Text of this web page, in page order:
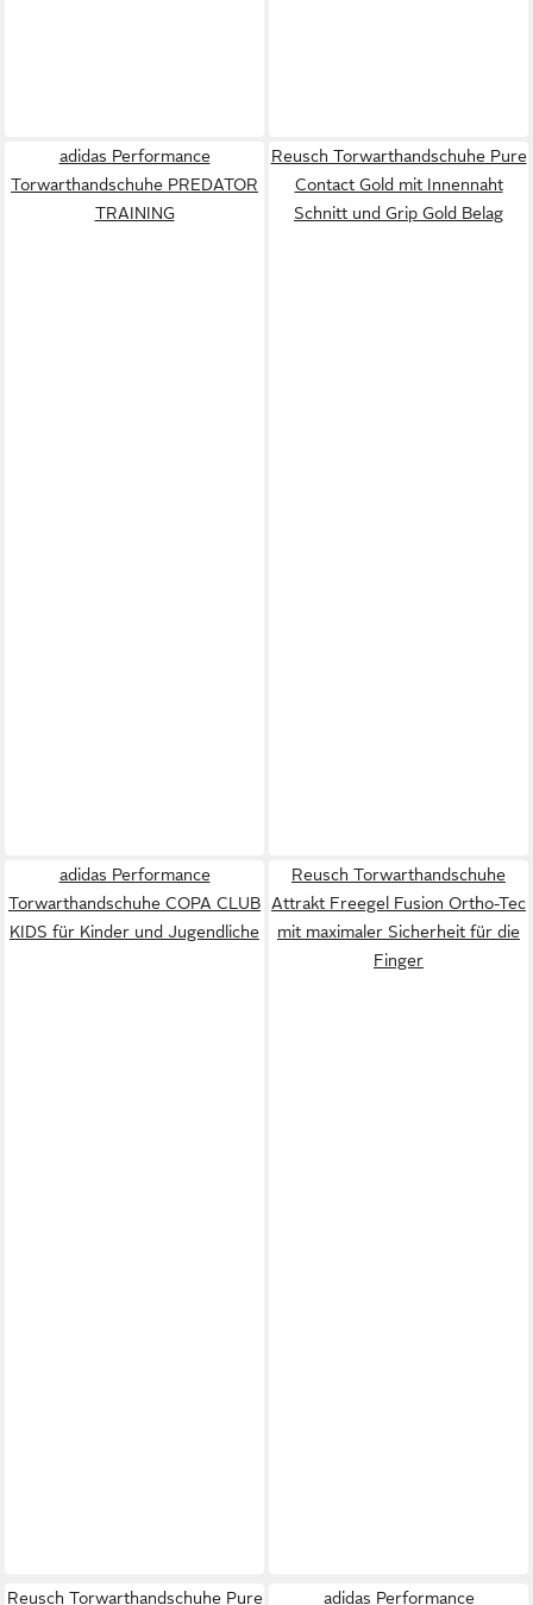
adidas Performance
Torwarthandschuhe PREDATOR
TRAINING
Reusch Torwarthandschuhe Pure
Contact Gold mit Innennaht
Schnitt und Grip Gold Belag
adidas Performance
Torwarthandschuhe COPA CLUB
KIDS für Kinder und Jugendliche
Reusch Torwarthandschuhe
Attrakt Freegel Fusion Ortho-Tec
mit maximaler Sicherheit für die
Finger
Reusch Torwarthandschuhe Pure adidas Performance